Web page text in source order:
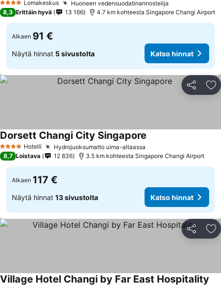
4 TähtiluokitusLomakeskus Huoneen vedensuodatinannostelija
8,3 Erittäin hyvä 13 166 4.7 km kohteesta Singapore Changi Airport
Alkaen 91 €
Näytä hinnat 5 sivustolta Katso hinnat
Jaa
4 Tähtiluokitus
Hotelli Hydrojuoksumatto uima-altaassa
Dorsett Changi City Singapore
8,7 Loistava 12 836 3.5 km kohteesta Singapore Changi Airport
Alkaen 117 €
Näytä hinnat 13 sivustolta Katso hinnat
Jaa
Village Hotel Changi by Far East Hospitality